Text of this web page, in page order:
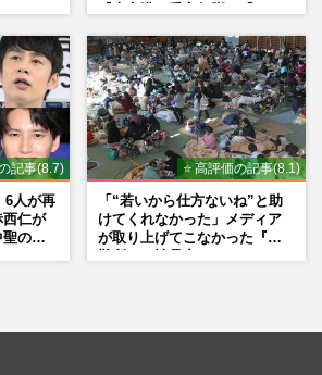
記事(8.7)
6人が再
西仁が
聖の刑
⭐ 高評価の記事(8.1)
「“若いから仕方ないね”と助
けてくれなかった」メディア
が取り上げてこなかった『避